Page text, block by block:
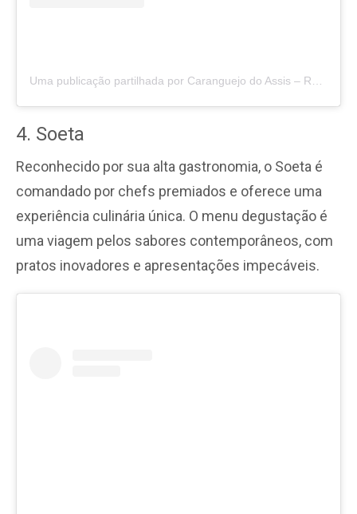
4. Soeta
Reconhecido por sua alta gastronomia, o Soeta é
comandado por chefs premiados e oferece uma
experiência culinária única. O menu degustação é
uma viagem pelos sabores contemporâneos, com
pratos inovadores e apresentações impecáveis.